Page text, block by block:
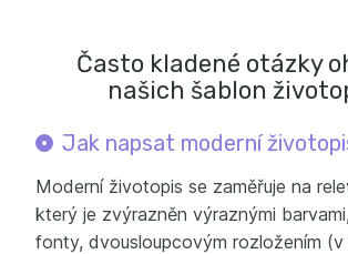
Často kladené otázky
našich šablon
Jak napsat moderní
Moderní životopis se zaměřuje na
který je zvýrazněn výraznými
fonty, dvousloupcovým rozložením